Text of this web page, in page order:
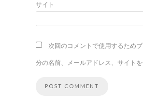
サイト
次回のコメントで使用するため
分の名前、メールアドレス、サイトを